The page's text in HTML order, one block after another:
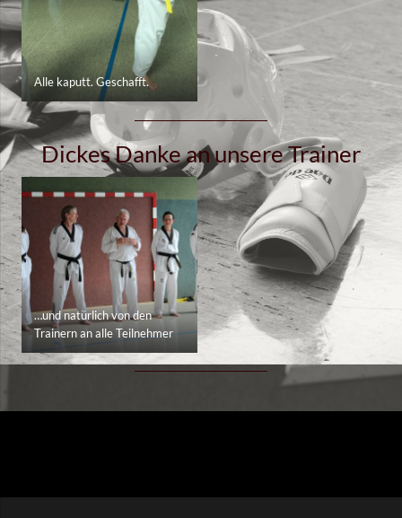
Alle kaputt. Geschafft.
Dickes Danke an unsere Trainer
…und natürlich von den
Trainern an alle Teilnehmer